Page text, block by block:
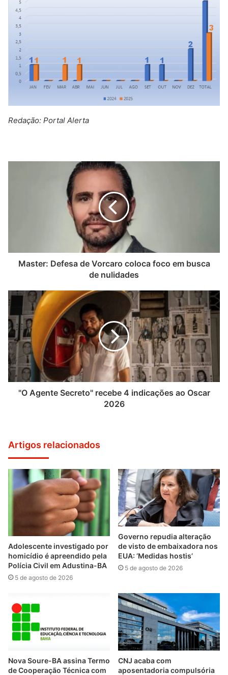
Redação: Portal Alerta
Master: Defesa de Vorcaro coloca foco em busca
de nulidades
"O Agente Secreto" recebe 4 indicações ao Oscar
2026
Artigos relacionados
Adolescente investigado por
homicídio é apreendido pela
Polícia Civil em Adustina-BA
5 de agosto de 2026
Governo repudia alteração
de visto de embaixadora nos
EUA: ‘Medidas hostis’
5 de agosto de 2026
Nova Soure-BA assina Termo
de Cooperação Técnica com
CNJ acaba com
aposentadoria compulsória